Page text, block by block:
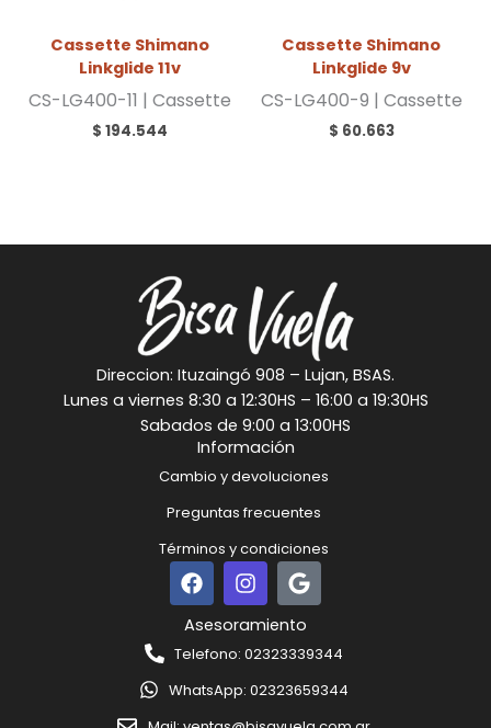
Cassette Shimano
Linkglide 11v
CS-LG400-11 | Cassette
$ 194.544
Cassette Shimano
Linkglide 9v
CS-LG400-9 | Cassette
$ 60.663
Direccion: Ituzaingó 908 – Lujan, BSAS.
Lunes a viernes 8:30 a 12:30HS – 16:00 a 19:30HS
Sabados de 9:00 a 13:00HS
Información
Cambio y devoluciones
Preguntas frecuentes
Términos y condiciones
F
a
c
e
b
o
o
I
n
s
t
a
g
r
G
o
o
g
l
e
Asesoramiento
Telefono: 02323339344
WhatsApp: 02323659344